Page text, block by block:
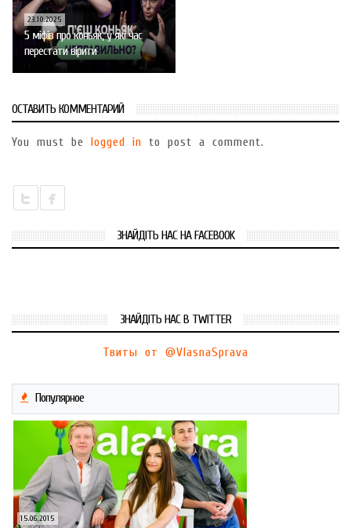
23.10.2025
5 міфів про коньяк, у які час
перестати вірити
ОСТАВИТЬ КОММЕНТАРИЙ
You must be logged in to post a comment.
ЗНАЙДІТЬ НАС НА FACEBOOK
ЗНАЙДІТЬ НАС В TWITTER
Твиты от @VlasnaSprava
Популярное
15.06.2015